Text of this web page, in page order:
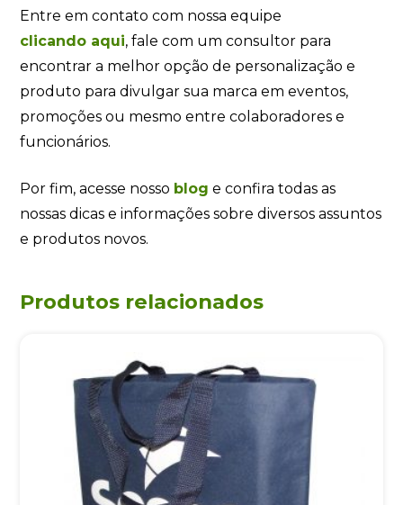
Entre em contato com nossa equipe
clicando aqui, fale com um consultor para
encontrar a melhor opção de personalização e
produto para divulgar sua marca em eventos,
promoções ou mesmo entre colaboradores e
funcionários.
Por fim, acesse nosso blog e confira todas as
nossas dicas e informações sobre diversos assuntos
e produtos novos.
Produtos relacionados